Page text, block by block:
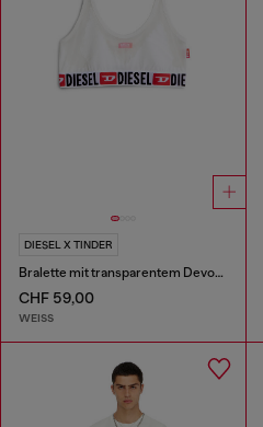
DIESEL X TINDER
Bralette mit transparentem Devoré-Effekt
CHF 59,00
WEISS